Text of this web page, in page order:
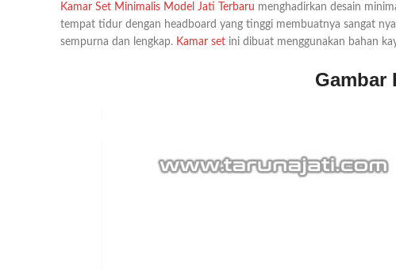
Kamar Set Minimalis Model Jati Terbaru menghadirkan desain
tempat tidur dengan headboard yang tinggi membuatnya sangat
sempurna dan lengkap. Kamar set ini dibuat menggunakan bahan
Gambar